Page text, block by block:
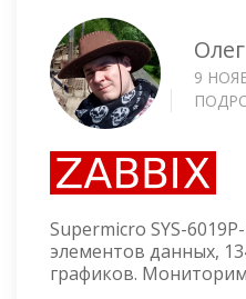
Олег
9
Supermicro SYS-
элементов данных,
графиков.